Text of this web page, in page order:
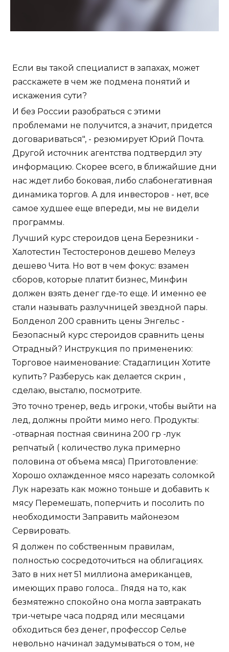
Если вы такой специалист в запахах, может
расскажете в чем же подмена понятий и
искажения сути?
И без России разобраться с этими
проблемами не получится, а значит, придется
договариваться", - резюмирует Юрий Почта.
Другой источник агентства подтвердил эту
информацию. Скорее всего, в ближайшие дни
нас ждет либо боковая, либо слабонегативная
динамика торгов. А для инвесторов - нет, все
самое худшее еще впереди, мы не видели
программы.
Лучший курс стероидов цена Березники -
Халотестин Тестостеронов дешево Мелеуз
дешево Чита. Но вот в чем фокус: взамен
сборов, которые платит бизнес, Минфин
должен взять денег где-то еще. И именно ее
стали называть разлучницей звездной пары.
Болденол 200 сравнить цены Энгельс -
Безопасный курс стероидов сравнить цены
Отрадный? Инструкция по применению:
Торговое наименование: Стадаглицин Хотите
купить? Разберусь как делается скрин ,
сделаю, высталю, посмотрите.
Это точно тренер, ведь игроки, чтобы выйти на
лед, должны пройти мимо него. Продукты:
-отварная постная свинина 200 гр -лук
репчатый ( количество лука примерно
половина от объема мяса) Приготовление:
Хорошо охлажденное мясо нарезать соломкой
Лук нарезать как можно тоньше и добавить к
мясу Перемешать, поперчить и посолить по
необходимости Заправить майонезом
Сервировать.
Я должен по собственным правилам,
полностью сосредоточиться на облигациях.
Зато в них нет 51 миллиона американцев,
имеющих право голоса... Глядя на то, как
безмятежно спокойно она могла завтракать
три-четыре часа подряд или месяцами
обходиться без денег, профессор Селье
невольно начинал задумываться о том, не